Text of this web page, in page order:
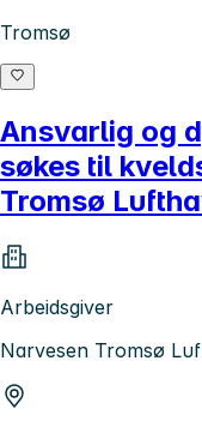
Tromsø
Ansvarlig og
søkes til
Tromsø
Arbeidsgiver
Narvesen Tromsø